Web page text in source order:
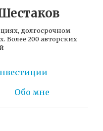
долгосрочном
200 авторских
Обо мне